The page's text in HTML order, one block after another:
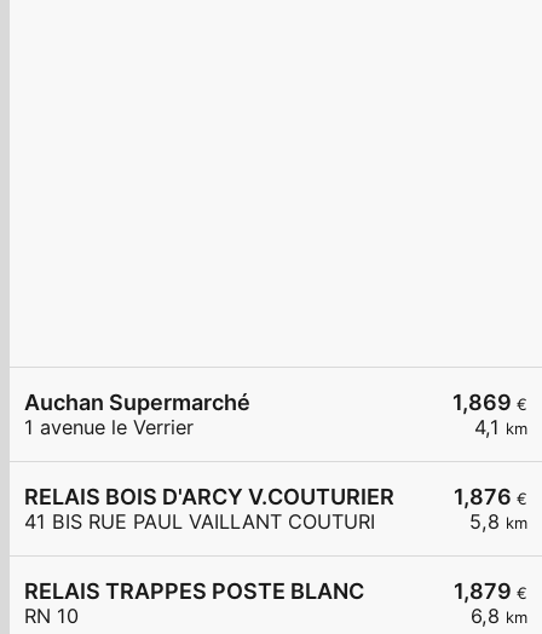
1,869 €
4,1 km
Auchan Supermarché
1 avenue le Verrier
1,876 €
5,8 km
RELAIS BOIS D'ARCY V.COUTURIER
41 BIS RUE PAUL VAILLANT COUTURI
1,879 €
6,8 km
RELAIS TRAPPES POSTE BLANC
RN 10